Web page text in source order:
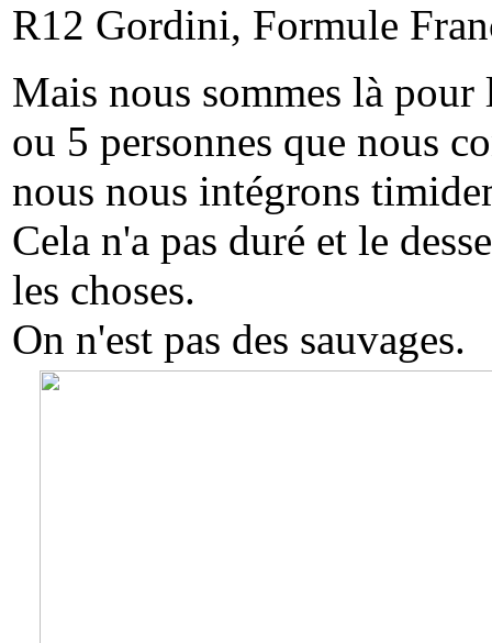
R12 Gordini, Formule
Mais nous sommes là
ou 5 personnes que nous
nous nous intégrons
Cela n'a pas duré et le
les choses.
On n'est pas des sauvages.